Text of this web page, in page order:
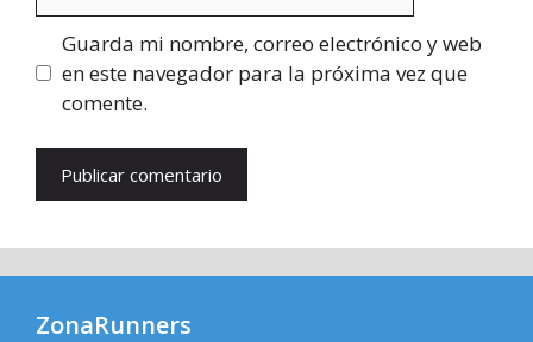
Guarda mi nombre, correo electrónico y web
en este navegador para la próxima vez que
comente.
ZonaRunners